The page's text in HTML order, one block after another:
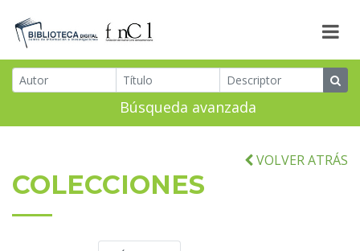
Búsqueda avanzada
VOLVER ATRÁS
COLECCIONES